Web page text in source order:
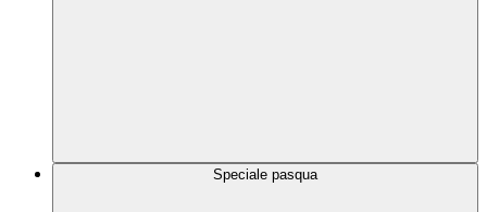
Speciale pasqua